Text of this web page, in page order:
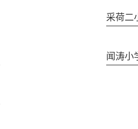
采荷二
闻涛小